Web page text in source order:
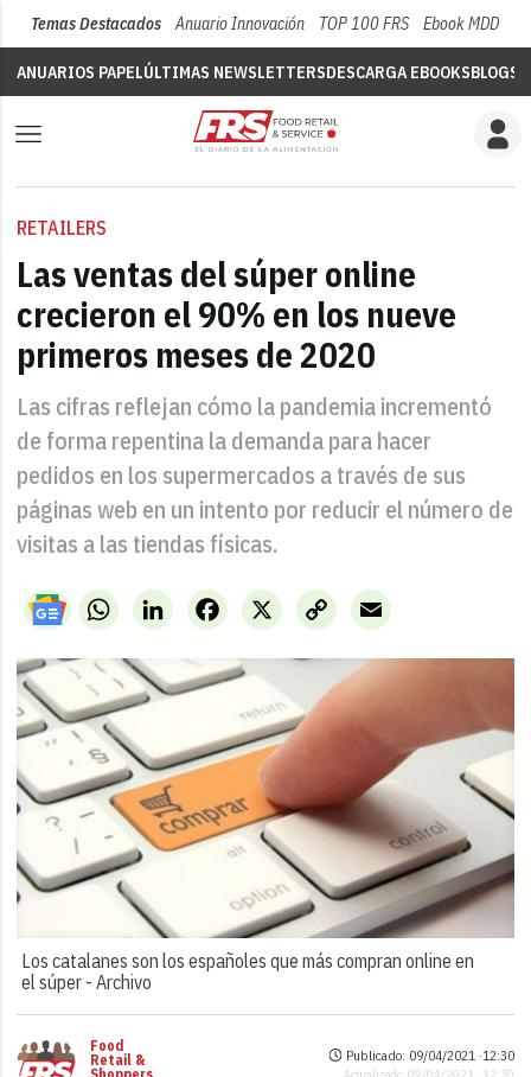
Temas Destacados Anuario Innovación TOP 100 FRS Ebook MDD
ANUARIOS PAPELÚLTIMAS NEWSLETTERSDESCARGA EBOOKSBLOGS
RETAILERS
Las ventas del súper online
crecieron el 90% en los nueve
primeros meses de 2020
Las cifras reflejan cómo la pandemia incrementó
de forma repentina la demanda para hacer
pedidos en los supermercados a través de sus
páginas web en un intento por reducir el número de
visitas a las tiendas físicas.
WhatsAppLinkedIn X
Facebook
Copy
Link
Email
Los catalanes son los españoles que más compran online en
el súper -Archivo
Food
Retail &
Publicado: 09/04/2021 ·12:30